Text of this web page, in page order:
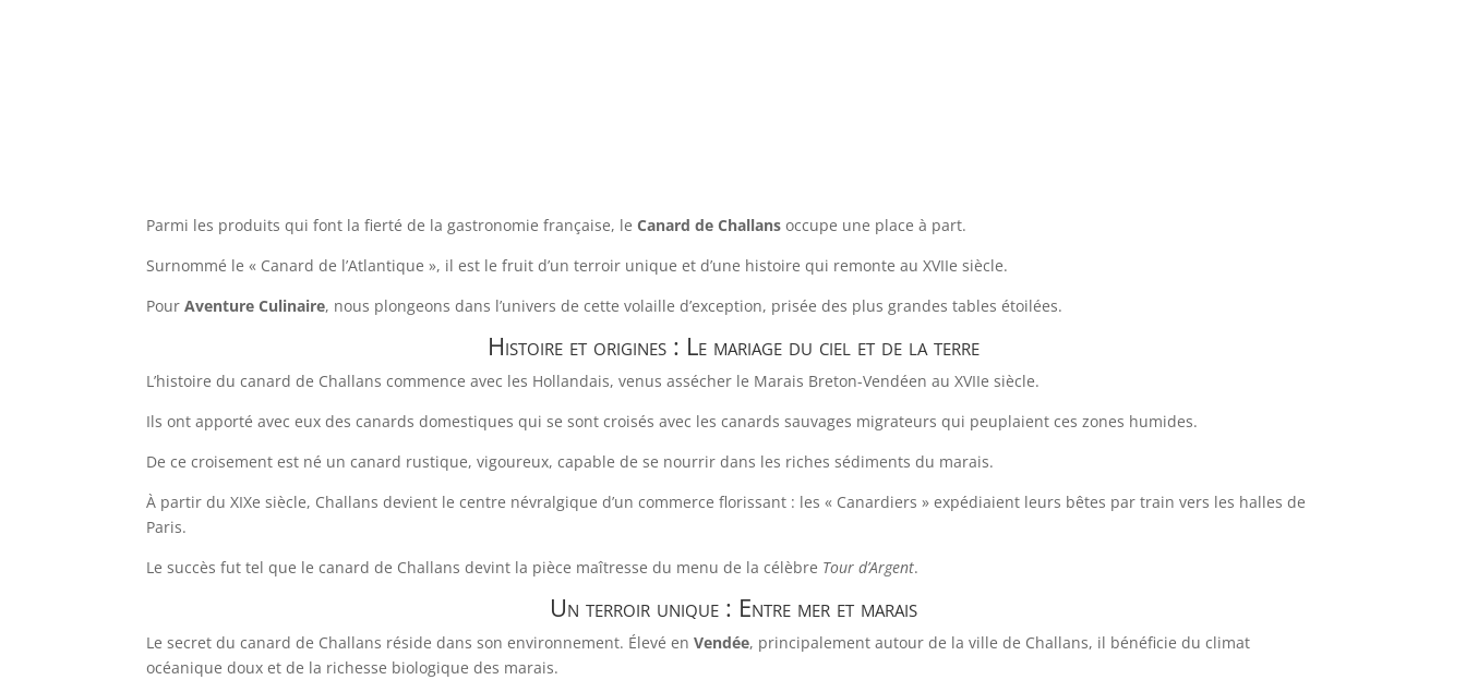
Parmi les produits qui font la fierté de la gastronomie française, leCanard de Challans occupe une place à part.
Surnommé le « Canard de l’Atlantique », il est le fruit d’un terroir unique et d’une histoire qui remonte au XVIIe siècle.
PourAventure Culinaire, nous plongeons dans l’univers de cette volaille d’exception, prisée des plus grandes tables étoilées.
Histoire et origines : Le mariage du ciel et de la terre
L’histoire du canard de Challans commence avec les Hollandais, venus assécher le Marais Breton-Vendéen au XVIIe siècle.
Ils ont apporté avec eux des canards domestiques qui se sont croisés avec les canards sauvages migrateurs qui peuplaient ces zones humides.
De ce croisement est né un canard rustique, vigoureux, capable de se nourrir dans les riches sédiments du marais.
À partir du XIXe siècle, Challans devient le centre névralgique d’un commerce florissant : les « Canardiers » expédiaient leurs bêtes par train vers les halles de
Paris.
Le succès fut tel que le canard de Challans devint la pièce maîtresse du menu de la célèbre Tour d’Argent.
Un terroir unique : Entre mer et marais
Le secret du canard de Challans réside dans son environnement. Élevé enVendée, principalement autour de la ville de Challans, il bénéficie du climat
océanique doux et de la richesse biologique des marais.